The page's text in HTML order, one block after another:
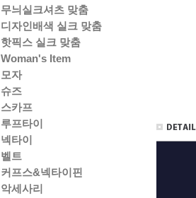
무늬실크셔츠 맞춤
디자인배색 실크 맞춤
핫픽스 실크 맞춤
Woman's Item
모자
슈즈
스카프
루프타이
넥타이
벨트
커프스&넥타이핀
악세사리